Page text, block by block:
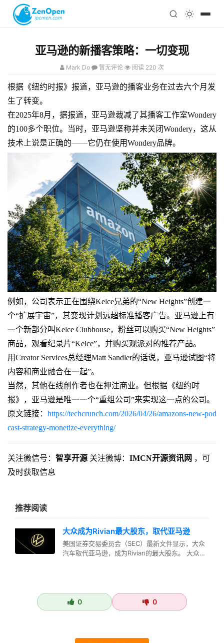
科技
心理
注册
亚马逊的新播客策略：一切变现
Mark Do 暂无评论 阅读 220 次
根据《纽约时报》报道，亚马逊的播客业务在过去六个月发
生了转变。
在2025年8月，据报道，亚马逊裁减了其播客工作室Wondery
的100多个职位。当时，亚马逊坚称并未关闭Wondery，这从
技术上说是正确的——它仍在使用Wondery品牌。
例如，公司表示正在围绕Kelce兄弟的“New Heights”创建一
个“扩展宇宙”，其变现计划远超标准播客广告。亚马逊上有
一个新部分叫Kelce Clubhouse，粉丝可以购买“New Heights”
商品，观看纪录片“Kelce”，并购买观派对的推荐产品。
用Creator Services总经理Matt Sandler的话说，亚马逊试图“将
内容和商业融合在一起”。
当然，其他在线创作者也在押注商业。但根据《纽约时
报》，亚马逊是唯一一个“重组公司”来实现这一点的公司。
原文链接： https://techcrunch.com/2026/04/26/amazons-new-pod
cast-strategy-monetize-everything/
关注微信号： 智享开源 关注微博： IMCN开源资讯网 ，可
及时获取信息
推荐阅读
大众成为Rivian最大股东，取代亚马逊
美国证券交易委员会（SEC）最新文件显示，大众
汽车取代亚马逊，成为Rivian的最大股东。 大众集
0 0